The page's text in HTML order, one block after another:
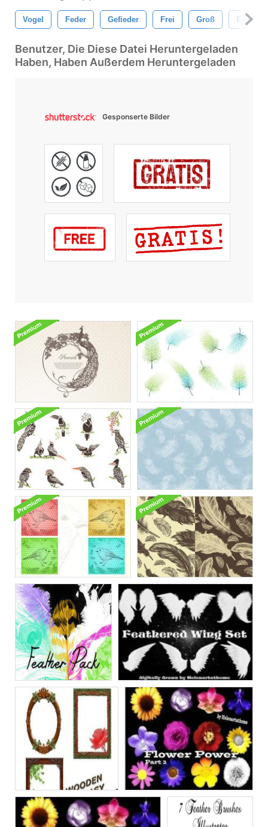
Vogel Feder Gefieder Frei Groß Echt
Benutzer, Die Diese Datei Heruntergeladen
Haben, Haben Außerdem Heruntergeladen
Gesponserte Bilder